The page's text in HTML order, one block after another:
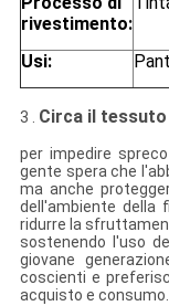
rivestimento:
Usi:
3 . Circa il tessuto
per impedire
gente spera che
ma anche
dell'ambiente della
ridurre la
sostenendo l'uso
giovane
coscienti e
acquisto e consumo.